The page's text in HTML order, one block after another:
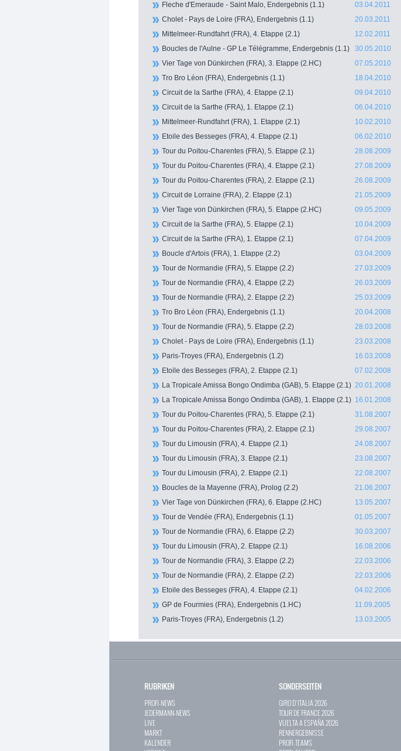
Fleche d'Emeraude - Saint Malo, Endergebnis (1.1)
03.04.2011
Cholet - Pays de Loire (FRA), Endergebnis (1.1)
20.03.2011
Mittelmeer-Rundfahrt (FRA), 4. Etappe (2.1)
12.02.2011
Boucles de l'Aulne - GP Le Télégramme, Endergebnis (1.1)
30.05.2010
Vier Tage von Dünkirchen (FRA), 3. Etappe (2.HC)
07.05.2010
Tro Bro Léon (FRA), Endergebnis (1.1)
18.04.2010
Circuit de la Sarthe (FRA), 4. Etappe (2.1)
09.04.2010
Circuit de la Sarthe (FRA), 1. Etappe (2.1)
06.04.2010
Mittelmeer-Rundfahrt (FRA), 1. Etappe (2.1)
10.02.2010
Etoile des Besseges (FRA), 4. Etappe (2.1)
06.02.2010
Tour du Poitou-Charentes (FRA), 5. Etappe (2.1)
28.08.2009
Tour du Poitou-Charentes (FRA), 4. Etappe (2.1)
27.08.2009
Tour du Poitou-Charentes (FRA), 2. Etappe (2.1)
26.08.2009
Circuit de Lorraine (FRA), 2. Etappe (2.1)
21.05.2009
Vier Tage von Dünkirchen (FRA), 5. Etappe (2.HC)
09.05.2009
Circuit de la Sarthe (FRA), 5. Etappe (2.1)
10.04.2009
Circuit de la Sarthe (FRA), 1. Etappe (2.1)
07.04.2009
Boucle d'Artois (FRA), 1. Etappe (2.2)
03.04.2009
Tour de Normandie (FRA), 5. Etappe (2.2)
27.03.2009
Tour de Normandie (FRA), 4. Etappe (2.2)
26.03.2009
Tour de Normandie (FRA), 2. Etappe (2.2)
25.03.2009
Tro Bro Léon (FRA), Endergebnis (1.1)
20.04.2008
Tour de Normandie (FRA), 5. Etappe (2.2)
28.03.2008
Cholet - Pays de Loire (FRA), Endergebnis (1.1)
23.03.2008
Paris-Troyes (FRA), Endergebnis (1.2)
16.03.2008
Etoile des Besseges (FRA), 2. Etappe (2.1)
07.02.2008
La Tropicale Amissa Bongo Ondimba (GAB), 5. Etappe (2.1) 20.01.2008
La Tropicale Amissa Bongo Ondimba (GAB), 1. Etappe (2.1) 16.01.2008
Tour du Poitou-Charentes (FRA), 5. Etappe (2.1)
31.08.2007
Tour du Poitou-Charentes (FRA), 2. Etappe (2.1)
29.08.2007
Tour du Limousin (FRA), 4. Etappe (2.1)
24.08.2007
Tour du Limousin (FRA), 3. Etappe (2.1)
23.08.2007
Tour du Limousin (FRA), 2. Etappe (2.1)
22.08.2007
Boucles de la Mayenne (FRA), Prolog (2.2)
21.06.2007
Vier Tage von Dünkirchen (FRA), 6. Etappe (2.HC)
13.05.2007
Tour de Vendée (FRA), Endergebnis (1.1)
01.05.2007
Tour de Normandie (FRA), 6. Etappe (2.2)
30.03.2007
Tour du Limousin (FRA), 2. Etappe (2.1)
16.08.2006
Tour de Normandie (FRA), 3. Etappe (2.2)
22.03.2006
Tour de Normandie (FRA), 2. Etappe (2.2)
22.03.2006
Etoile des Besseges (FRA), 4. Etappe (2.1)
04.02.2006
GP de Fourmies (FRA), Endergebnis (1.HC)
11.09.2005
Paris-Troyes (FRA), Endergebnis (1.2)
13.03.2005
RUBRIKEN
PROFI-NEWS
JEDERMANN-NEWS
LIVE
MARKT
KALENDER
SONDERSEITEN
GIRO D`ITALIA 2026
TOUR DE FRANCE 2026
VUELTA A ESPAÑA 2026
RENNERGEBNISSE
PROFI-TEAMS